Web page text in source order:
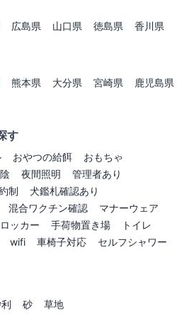
広島県 山口県 徳島県
香川県
熊本県 大分県 宮崎県
鹿児島県
す
おやつの給餌
おもちゃ
夜間照明
管理者あり
制
犬鑑札確認あり
混合ワクチン確認
マナーウェア
ロッカー 手荷物置き場
トイレ
wifi 車椅子対応
セルフシャワー
砂 草地